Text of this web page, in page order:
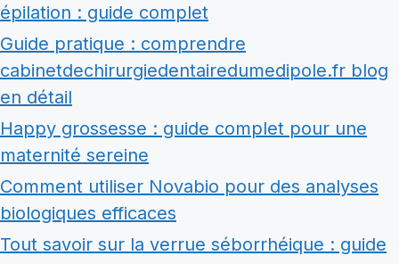
épilation : guide complet
Guide pratique : comprendre
cabinetdechirurgiedentairedumedipole.fr blog
en détail
Happy grossesse : guide complet pour une
maternité sereine
Comment utiliser Novabio pour des analyses
biologiques efficaces
Tout savoir sur la verrue séborrhéique : guide